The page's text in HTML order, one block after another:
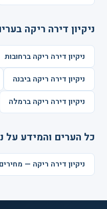
ניקיון דירה ריקה
ניקיון דירה ריקה ברחובות
ניקיון דירה ריקה ביבנה
ניקיון דירה ריקה ברמלה
כל הערים והמידע על
ניקיון דירה ריקה —